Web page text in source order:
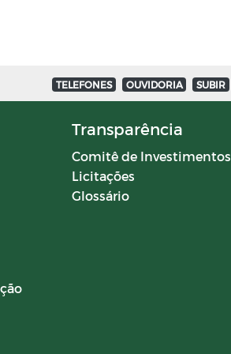
TELEFONES OUVIDORIA SUBIR
Transparência
Comitê de Investimentos
Licitações
Glossário